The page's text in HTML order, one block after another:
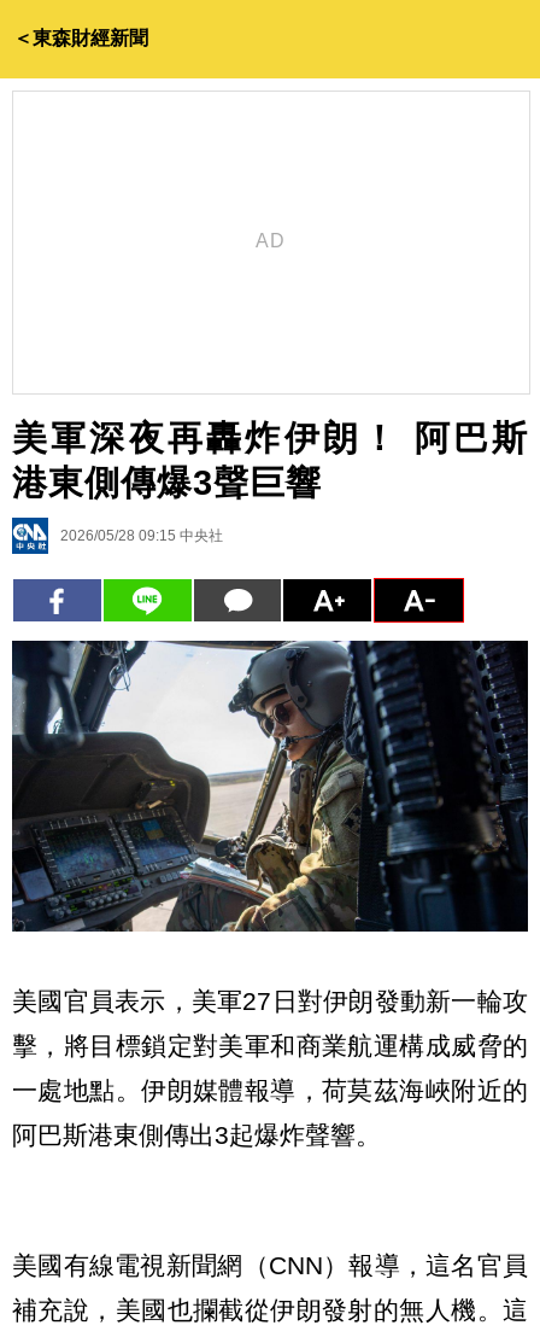
＜東森財經新聞
美軍深夜再轟炸伊朗！ 阿巴斯
港東側傳爆3聲巨響
2026/05/28 09:15 中央社
美國官員表示，美軍27日對伊朗發動新一輪攻
擊，將目標鎖定對美軍和商業航運構成威脅的
一處地點。伊朗媒體報導，荷莫茲海峽附近的
阿巴斯港東側傳出3起爆炸聲響。
美國有線電視新聞網（CNN）報導，這名官員
補充說，美國也攔截從伊朗發射的無人機。這